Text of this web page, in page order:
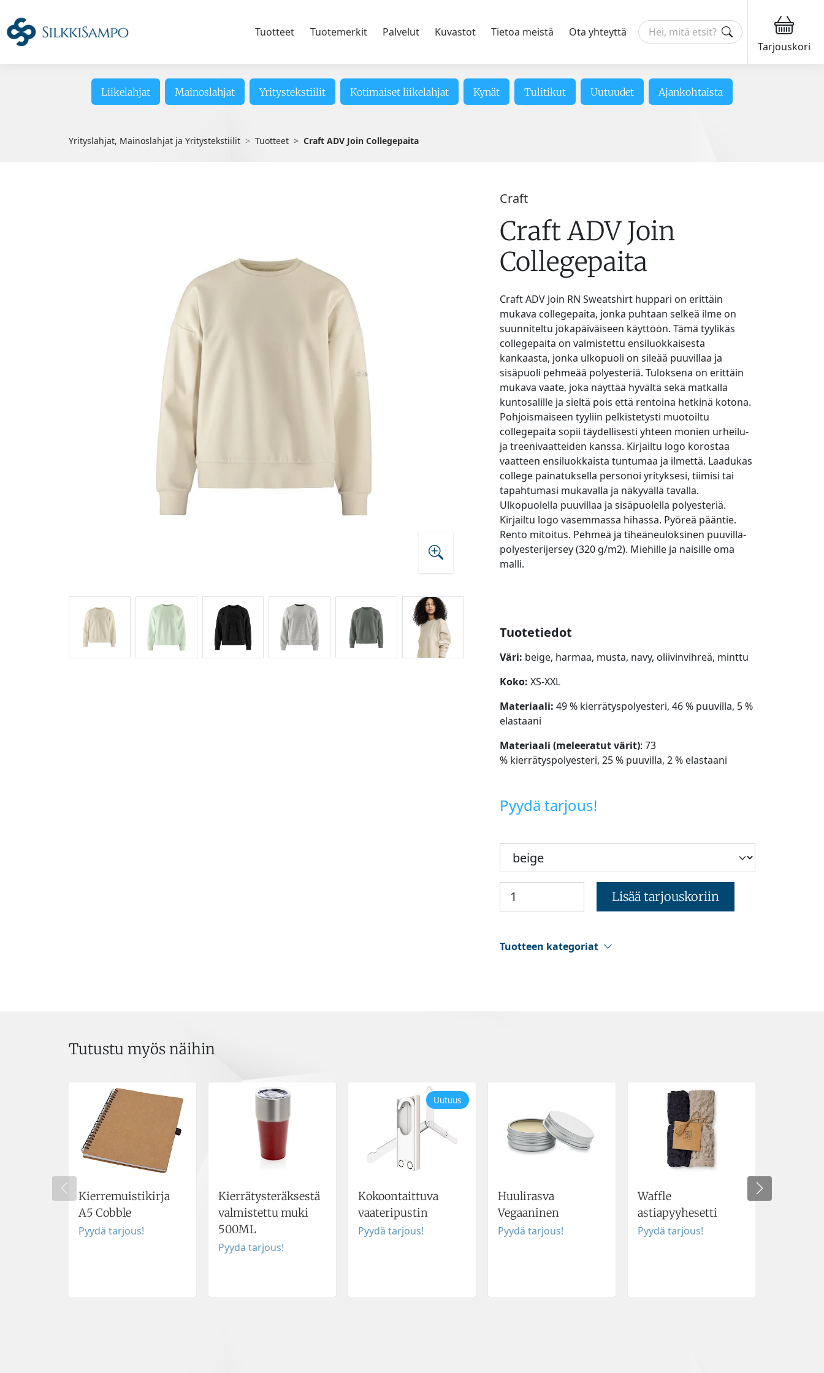
Tuotteet Tuotemerkit Palvelut Kuvastot Tietoa meistä
Ota yhteyttä
Tarjouskori
Liikelahjat Mainoslahjat Yritystekstiilit Kotimaiset liikelahjat Kynät Tulitikut Uutuudet Ajankohtaista
Yrityslahjat, Mainoslahjat ja Yritystekstiilit Tuotteet Craft ADV Join Collegepaita
Craft
Craft ADV Join
Collegepaita
Craft ADV Join RN Sweatshirt huppari on erittäin
mukava collegepaita, jonka puhtaan selkeä ilme on
suunniteltu jokapäiväiseen käyttöön. Tämä tyylikäs
collegepaita on valmistettu ensiluokkaisesta
kankaasta, jonka ulkopuoli on sileää puuvillaa ja
sisäpuoli pehmeää polyesteriä. Tuloksena on erittäin
mukava vaate, joka näyttää hyvältä sekä matkalla
kuntosalille ja sieltä pois että rentoina hetkinä kotona.
Pohjoismaiseen tyyliin pelkistetysti muotoiltu
collegepaita sopii täydellisesti yhteen monien urheilu-
ja treenivaatteiden kanssa. Kirjailtu logo korostaa
vaatteen ensiluokkaista tuntumaa ja ilmettä. Laadukas
college painatuksella personoi yrityksesi, tiimisi tai
tapahtumasi mukavalla ja näkyvällä tavalla.
Ulkopuolella puuvillaa ja sisäpuolella polyesteriä.
Kirjailtu logo vasemmassa hihassa. Pyöreä pääntie.
Rento mitoitus. Pehmeä ja tiheäneuloksinen puuvilla-
polyesterijersey (320 g/m2). Miehille ja naisille oma
malli.
Tuotetiedot
Väri: beige, harmaa, musta, navy, oliivinvihreä, minttu
Koko: XS-XXL
Materiaali: 49 % kierrätyspolyesteri, 46 % puuvilla, 5 %
elastaani
Materiaali (meleeratut värit): 73
% kierrätyspolyesteri, 25 % puuvilla, 2 % elastaani
Pyydä tarjous!
Lisää tarjouskoriin
Tuotteen kategoriat
Tutustu myös näihin
Kierremuistikirja
A5 Cobble
Pyydä tarjous!
Kierrätysteräksestä
valmistettu muki
500ML
Pyydä tarjous!
Uutuus
Kokoontaittuva
vaateripustin
Pyydä tarjous!
Huulirasva
Vegaaninen
Pyydä tarjous!
Waffle
astiapyyhesetti
Pyydä tarjous!